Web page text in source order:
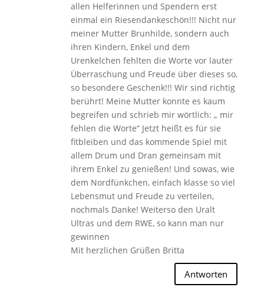
allen Helferinnen und Spendern erst
einmal ein Riesendankeschön!!! Nicht nur
meiner Mutter Brunhilde, sondern auch
ihren Kindern, Enkel und dem
Urenkelchen fehlten die Worte vor lauter
Überraschung und Freude über dieses so,
so besondere Geschenk!!! Wir sind richtig
berührt! Meine Mutter konnte es kaum
begreifen und schrieb mir wörtlich: „ mir
fehlen die Worte“ Jetzt heißt es für sie
fitbleiben und das kommende Spiel mit
allem Drum und Dran gemeinsam mit
ihrem Enkel zu genießen! Und sowas, wie
dem Nordfünkchen, einfach klasse so viel
Lebensmut und Freude zu verteilen,
nochmals Danke! Weiterso den Uralt
Ultras und dem RWE, so kann man nur
gewinnen
Mit herzlichen Grüßen Britta
Antworten